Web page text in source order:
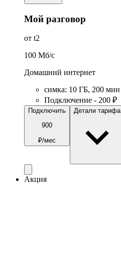
Мой разговор
от t2
100 Мб/c
Домашний интернет
симка: 10 ГБ, 200 мин
Подключение - 200 ₽
Подключить
900
₽/мес
Детали тарифа
Акция